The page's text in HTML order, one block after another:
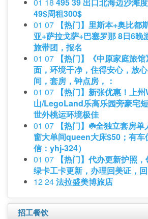
01 18 495 39 出口北海边沙滩
49$周租300$
01 07
【热门】里斯本+奥比都
亚+萨拉戈萨+巴塞罗那 8日6晚
旅带团，报名
01 07
【热门】《中原家庭旅
面，环境干净，住得安心，放
间，套房，钟点房，：
01 07
【热门】新张优惠！上
山/LegoLand乐高乐园旁豪宅
世外桃运环境极佳
01 07
【热门】☘️全独立套房
窗大单间queen大床$50；有车
信：yhj-324）
01 07
【热门】代办更新护照
绿卡工卡更新，办理回美证，
12 24法拉盛美博旅店
招工餐饮